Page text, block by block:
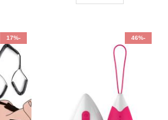
-46%
-17%